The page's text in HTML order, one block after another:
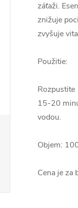
záťaži.
znižuje
zvyšuje
Použitie:
15-20
vodou.
Objem:
Cena je